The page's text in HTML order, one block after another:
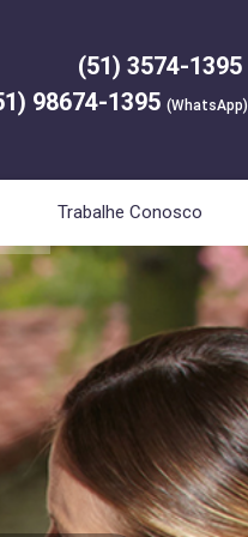
(51) 3574-1395
98674-1395(WhatsApp)
Trabalhe Conosco